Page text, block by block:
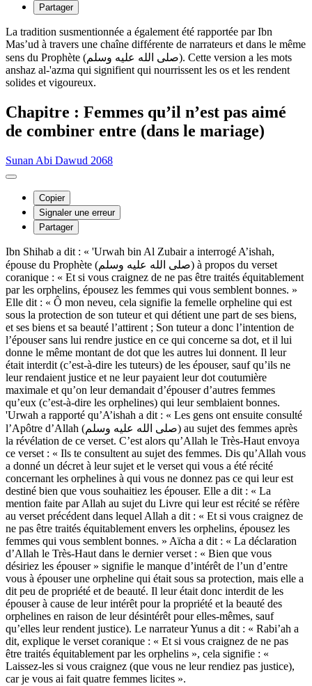
Partager
La tradition susmentionnée a également été rapportée par Ibn
Mas’ud à travers une chaîne différente de narrateurs et dans le même
sens du Prophète (صلى الله عليه وسلم). Cette version a les mots
anshaz al-'azma qui signifient qui nourrissent les os et les rendent
solides et vigoureux.
Chapitre : Femmes qu’il n’est pas aimé
de combiner entre (dans le mariage)
Sunan Abi Dawud 2068
Copier
Signaler une erreur
Partager
Ibn Shihab a dit : « 'Urwah bin Al Zubair a interrogé A’ishah,
épouse du Prophète (صلى الله عليه وسلم) à propos du verset
coranique : « Et si vous craignez de ne pas être traités équitablement
par les orphelins, épousez les femmes qui vous semblent bonnes. »
Elle dit : « Ô mon neveu, cela signifie la femelle orpheline qui est
sous la protection de son tuteur et qui détient une part de ses biens,
et ses biens et sa beauté l’attirent ; Son tuteur a donc l’intention de
l’épouser sans lui rendre justice en ce qui concerne sa dot, et il lui
donne le même montant de dot que les autres lui donnent. Il leur
était interdit (c’est-à-dire les tuteurs) de les épouser, sauf qu’ils ne
leur rendaient justice et ne leur payaient leur dot coutumière
maximale et qu’on leur demandait d’épouser d’autres femmes
qu’eux (c’est-à-dire les orphelines) qui leur semblaient bonnes.
'Urwah a rapporté qu’A’ishah a dit : « Les gens ont ensuite consulté
l’Apôtre d’Allah (صلى الله عليه وسلم) au sujet des femmes après
la révélation de ce verset. C’est alors qu’Allah le Très-Haut envoya
ce verset : « Ils te consultent au sujet des femmes. Dis qu’Allah vous
a donné un décret à leur sujet et le verset qui vous a été récité
concernant les orphelines à qui vous ne donnez pas ce qui leur est
destiné bien que vous souhaitiez les épouser. Elle a dit : « La
mention faite par Allah au sujet du Livre qui leur est récité se réfère
au verset précédent dans lequel Allah a dit : « Et si vous craignez de
ne pas être traités équitablement envers les orphelins, épousez les
femmes qui vous semblent bonnes. » Aïcha a dit : « La déclaration
d’Allah le Très-Haut dans le dernier verset : « Bien que vous
désiriez les épouser » signifie le manque d’intérêt de l’un d’entre
vous à épouser une orpheline qui était sous sa protection, mais elle a
dit peu de propriété et de beauté. Il leur était donc interdit de les
épouser à cause de leur intérêt pour la propriété et la beauté des
orphelines en raison de leur désintérêt pour elles-mêmes, sauf
qu’elles leur rendent justice). Le narrateur Yunus a dit : « Rabi’ah a
dit, explique le verset coranique : « Et si vous craignez de ne pas
être traités équitablement par les orphelins », cela signifie : «
Laissez-les si vous craignez (que vous ne leur rendiez pas justice),
car je vous ai fait quatre femmes licites ».